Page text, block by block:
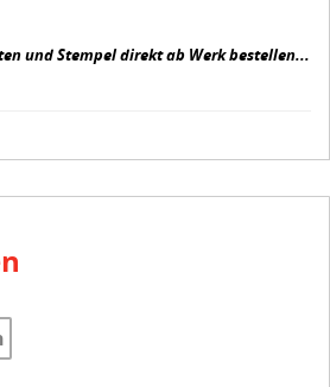
und Stempel direkt ab Werk bestellen...